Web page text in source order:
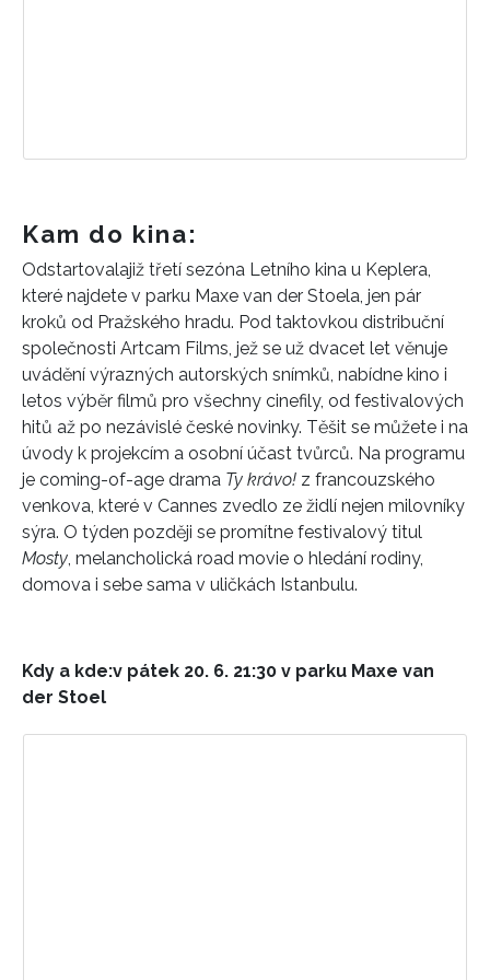
Kam do kina:
Odstartovalajiž třetí sezóna Letního kina u Keplera,
které najdete v parku Maxe van der Stoela, jen pár
kroků od Pražského hradu. Pod taktovkou distribuční
společnosti Artcam Films, jež se už dvacet let věnuje
uvádění výrazných autorských snímků, nabídne kino i
letos výběr filmů pro všechny cinefily, od festivalových
hitů až po nezávislé české novinky. Těšit se můžete i na
úvody k projekcím a osobní účast tvůrců. Na programu
je coming-of-age drama Ty krávo! z francouzského
venkova, které v Cannes zvedlo ze židlí nejen milovníky
sýra. O týden později se promítne festivalový titul
Mosty, melancholická road movie o hledání rodiny,
domova i sebe sama v uličkách Istanbulu.
Kdy a kde:v pátek 20. 6. 21:30 v parku Maxe van
der Stoel